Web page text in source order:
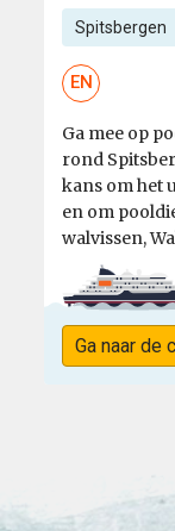
Spitsbergen
EN
Ga mee op
rond
kans om het
en om
walvissen,
Ga naar de